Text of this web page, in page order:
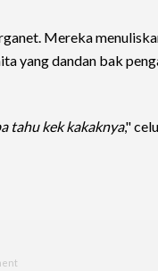
Mereka
yang dandan bak
tahu kek kakaknya,"